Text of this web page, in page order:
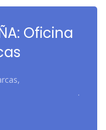
Oficina
y Marcas,